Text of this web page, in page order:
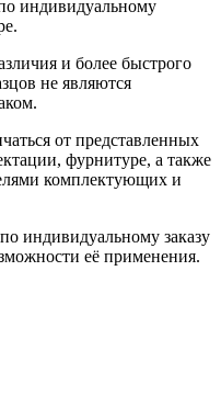
индивидуальному
и более быстрого
не являются
от представленных
фурнитуре, а также
комплектующих и
индивидуальному заказу
её применения.